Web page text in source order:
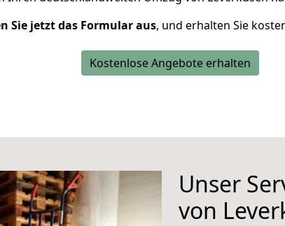
Sie jetzt das Formular aus, und erhalten Sie
Kostenlose Angebote erhalten
Unser
von